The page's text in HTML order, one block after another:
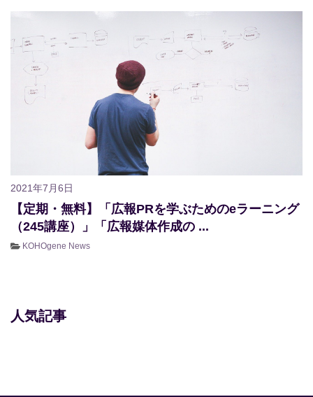
2021年7月6日
【定期・無料】「広報PRを学ぶためのeラーニング
（245講座）」「広報媒体作成の ...
KOHOgene News
人気記事